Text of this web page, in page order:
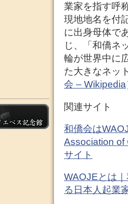
業家を指す呼
現地地名を付
に出身母体で
じ、「和僑ネ
輪が世界中に
た大きなネッ
会 – Wikipedia
関連サイト
和僑会は
Association of
サイト
WAOJEとは
る日本人起業